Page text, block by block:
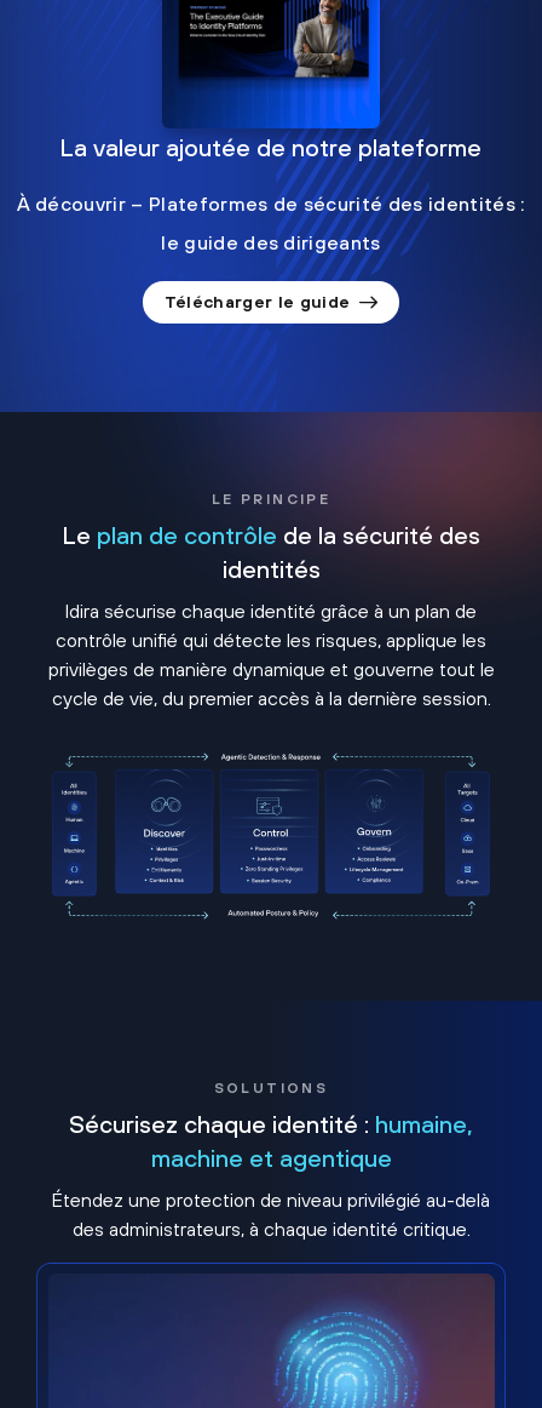
La valeur ajoutée de notre plateforme
À découvrir – Plateformes de sécurité des identités :
le guide des dirigeants
Télécharger le guide
LE PRINCIPE
Le plan de contrôle de la sécurité des
identités
Idira sécurise chaque identité grâce à un plan de
contrôle unifié qui détecte les risques, applique les
privilèges de manière dynamique et gouverne tout le
cycle de vie, du premier accès à la dernière session.
SOLUTIONS
Sécurisez chaque identité : humaine,
machine et agentique
Étendez une protection de niveau privilégié au-delà
des administrateurs, à chaque identité critique.